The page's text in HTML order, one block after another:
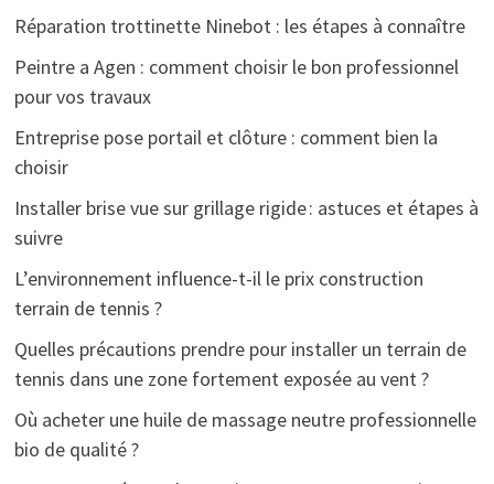
Réparation trottinette Ninebot : les étapes à connaître
Peintre a Agen : comment choisir le bon professionnel
pour vos travaux
Entreprise pose portail et clôture : comment bien la
choisir
Installer brise vue sur grillage rigide : astuces et étapes à
suivre
L’environnement influence-t-il le prix construction
terrain de tennis ?
Quelles précautions prendre pour installer un terrain de
tennis dans une zone fortement exposée au vent ?
Où acheter une huile de massage neutre professionnelle
bio de qualité ?